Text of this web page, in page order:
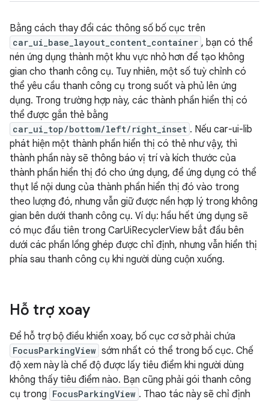
Bằng cách thay đổi các thông số bố cục trên
car_ui_base_layout_content_container , bạn có thể
nén ứng dụng thành một khu vực nhỏ hơn để tạo không
gian cho thanh công cụ. Tuy nhiên, một số tuỳ chỉnh có
thể yêu cầu thanh công cụ trong suốt và phủ lên ứng
dụng. Trong trường hợp này, các thành phần hiển thị có
thể được gắn thẻ bằng
car_ui_top/bottom/left/right_inset . Nếu car-ui-lib
phát hiện một thành phần hiển thị có thẻ như vậy, thì
thành phần này sẽ thông báo vị trí và kích thước của
thành phần hiển thị đó cho ứng dụng, để ứng dụng có thể
thụt lề nội dung của thành phần hiển thị đó vào trong
theo lượng đó, nhưng vẫn giữ được nền hợp lý trong không
gian bên dưới thanh công cụ. Ví dụ: hầu hết ứng dụng sẽ
có mục đầu tiên trong CarUiRecyclerView bắt đầu bên
dưới các phần lồng ghép được chỉ định, nhưng vẫn hiển thị
phía sau thanh công cụ khi người dùng cuộn xuống.
Hỗ trợ xoay
Để hỗ trợ bộ điều khiển xoay, bố cục cơ sở phải chứa
FocusParkingView sớm nhất có thể trong bố cục. Chế
độ xem này là chế độ được lấy tiêu điểm khi người dùng
không thấy tiêu điểm nào. Bạn cũng phải gói thanh công
cụ trong FocusParkingView . Thao tác này sẽ chỉ định